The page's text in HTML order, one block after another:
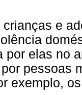
e
por elas no
pessoas
exemplo,